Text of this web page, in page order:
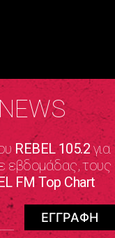
REBEL 105.2για
εβδομάδας, τους
FM Top Chart